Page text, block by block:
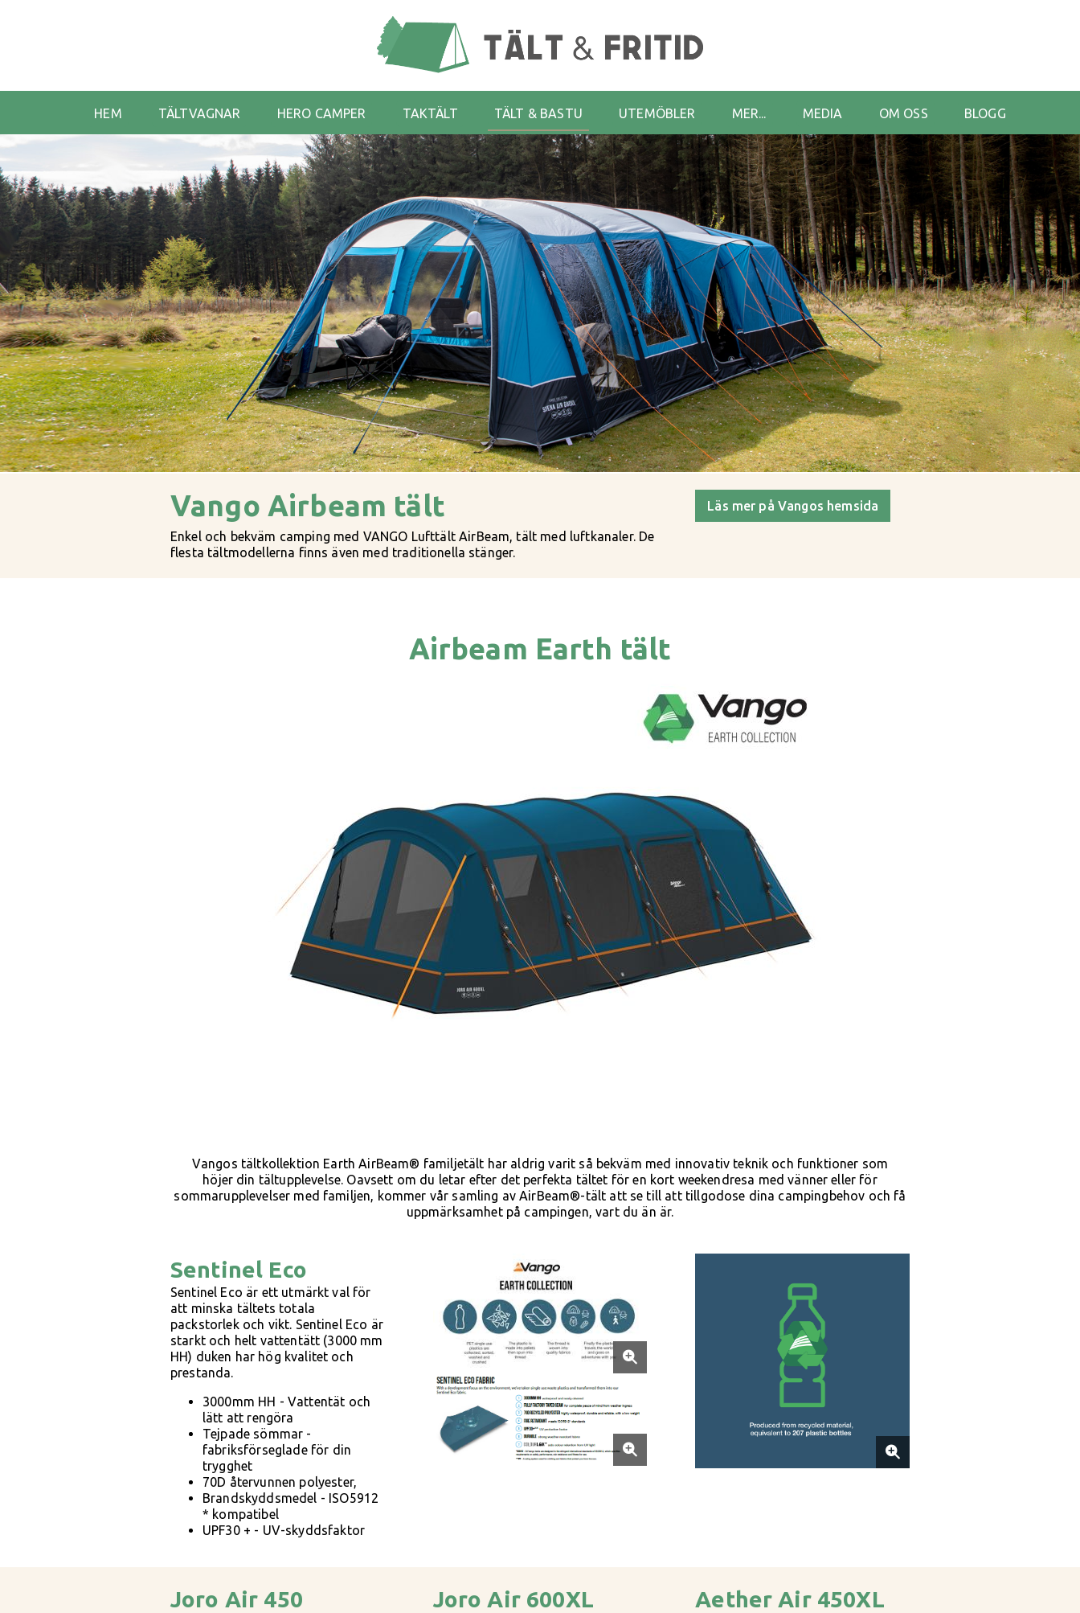
HEM TÄLTVAGNAR HERO CAMPER TAKTÄLT TÄLT & BASTU UTEMÖBLER MER... MEDIA OM OSS BLOGG
Vango Airbeam tält
Enkel och bekväm camping med VANGO Lufttält AirBeam, tält med luftkanaler. De
flesta tältmodellerna finns även med traditionella stänger.
Läs mer på Vangos hemsida
Airbeam Earth tält
Vangos tältkollektion Earth AirBeam® familjetält har aldrig varit så bekväm med innovativ teknik och funktioner som
höjer din tältupplevelse. Oavsett om du letar efter det perfekta tältet för en kort weekendresa med vänner eller för
sommarupplevelser med familjen, kommer vår samling av AirBeam®-tält att se till att tillgodose dina campingbehov och få
uppmärksamhet på campingen, vart du än är.
Sentinel Eco
Sentinel Eco är ett utmärkt val för
att minska tältets totala
packstorlek och vikt. Sentinel Eco är
starkt och helt vattentätt (3000 mm
HH) duken har hög kvalitet och
prestanda.
3000mm HH - Vattentät och
lätt att rengöra
Tejpade sömmar -
fabriksförseglade för din
trygghet
70D återvunnen polyester,
Brandskyddsmedel - ISO5912
* kompatibel
UPF30 + - UV-skyddsfaktor
Joro Air 450 Joro Air 600XL Aether Air 450XL